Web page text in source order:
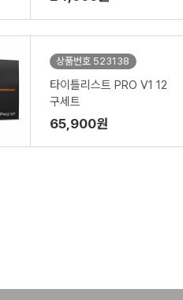
상품번호 523138
타이틀리스트 PRO V1 12
구세트
65,900원